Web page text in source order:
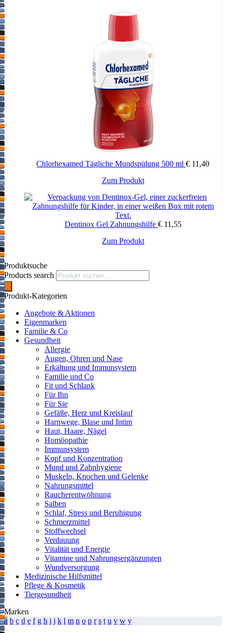
Chlorhexamed Tägliche Mundspülung 500 ml € 11,40
Zum Produkt
Dentinox Gel Zahnungshilfe € 11,55
Zum Produkt
Produktsuche
Products search
Produkt-Kategorien
Angebote & Aktionen
Eigenmarken
Familie & Co
Gesundheit
Allergie
Augen, Ohren und Nase
Erkältung und Immunsystem
Familie und Co
Fit und Schlank
Für Ihn
Für Sie
Gefäße, Herz und Kreislauf
Harnwege, Blase und Intim
Haut, Haare, Nägel
Homöopathie
Immunsystem
Kopf und Konzentration
Mund und Zahnhygiene
Muskeln, Knochen und Gelenke
Nahrungsmittel
Raucherentwöhnung
Salben
Schlaf, Stress und Beruhigung
Schmerzmittel
Stoffwechsel
Verdauung
Vitalität und Energie
Vitamine und Nahrungsergänzungen
Wundversorgung
Medizinische Hilfsmittel
Pflege & Kosmetik
Tiergesundheit
Marken
a b c d e f g h i j k l m n o p r s t u v w y